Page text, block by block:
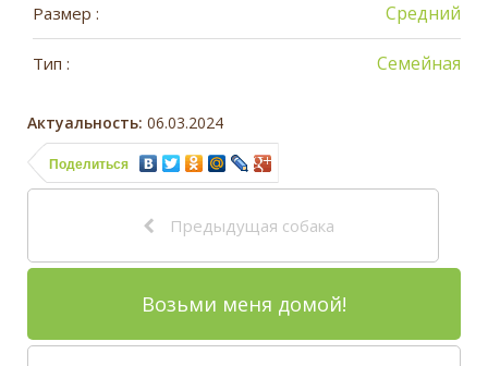
Размер : Средний
Тип : Семейная
Актуальность: 06.03.2024
Поделиться
Предыдущая собака
Возьми меня домой!